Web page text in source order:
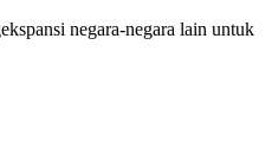
negara-negara lain untuk